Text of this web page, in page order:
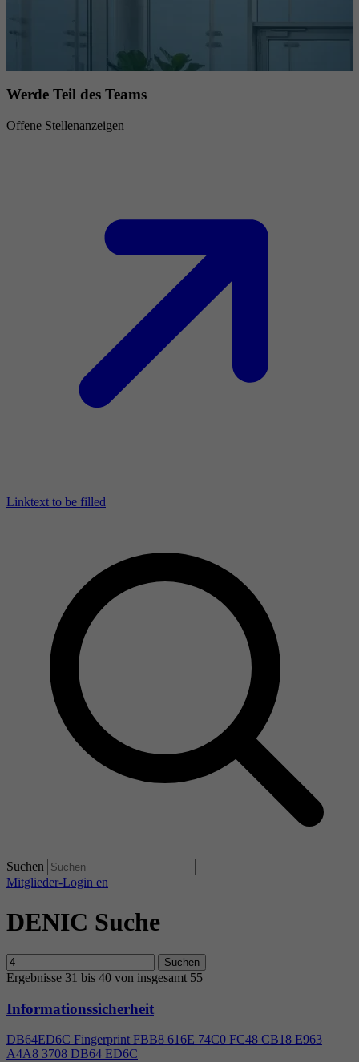
Werde Teil des Teams
Offene Stellenanzeigen
Linktext to be filled
Suchen
Mitglieder-Login en
DENIC Suche
Suchen
Ergebnisse 31 bis 40 von insgesamt 55
Informationssicherheit
DB64ED6C Fingerprint FBB8 616E 74C0 FC48 CB18 E963
A4A8 3708 DB64 ED6C